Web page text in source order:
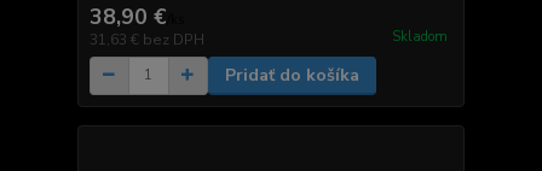
38,90 €
31,63 € bez DPH Skladom
Pridať do košíka